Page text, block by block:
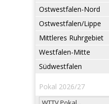
Ostwestfalen-Nord
Ostwestfalen/Lippe
Mittleres Ruhrgebiet
Westfalen-Mitte
Südwestfalen
Pokal 2026/27